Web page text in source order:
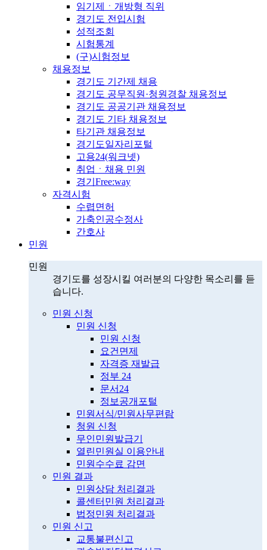
임기제ㆍ개방형 직위
경기도 전입시험
성적조회
시험통계
(구)시험정보
채용정보
경기도 기간제 채용
경기도 공무직원·청원경찰 채용정보
경기도 공공기관 채용정보
경기도 기타 채용정보
타기관 채용정보
경기도일자리포털
고용24(워크넷)
취업ㆍ채용 민원
경기Free:way
자격시험
수렵면허
가축인공수정사
간호사
민원
민원
경기도를 성장시킬 여러분의 다양한 목소리를 듣
습니다.
민원 신청
민원 신청
민원 신청
요건면제
자격증 재발급
정부 24
문서24
정보공개포털
민원서식/민원사무편람
청원 신청
무인민원발급기
열린민원실 이용안내
민원수수료 감면
민원 결과
민원상담 처리결과
콜센터민원 처리결과
법정민원 처리결과
민원 신고
교통불편신고